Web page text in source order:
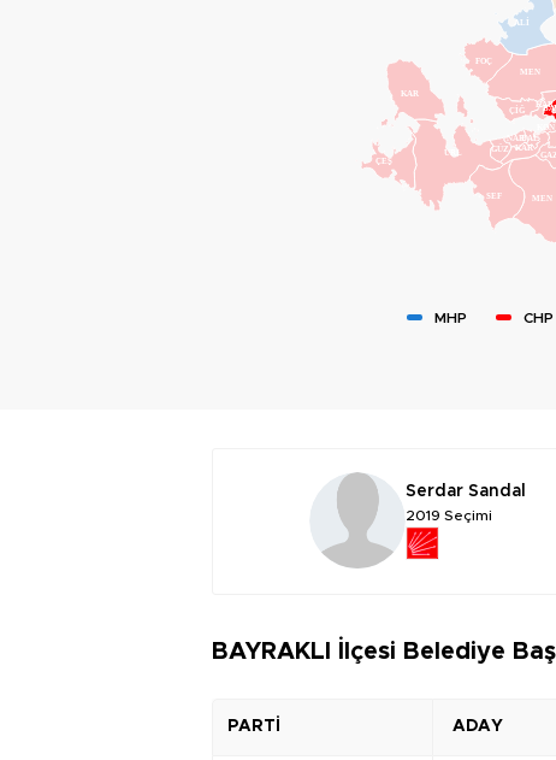
MEN
ÇİĞ
ALİ
MEN
URL
SEF
KON
GÜZ
NAR
FOÇ
KAR
BAL
KAR
KAR
ÇEŞ
MHP CHP
Serdar Sandal
2019 Seçimi
BAYRAKLI İlçesi Belediye
PARTİ ADAY